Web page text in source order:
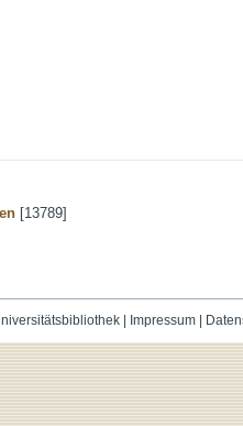
[13789]
| Impressum|